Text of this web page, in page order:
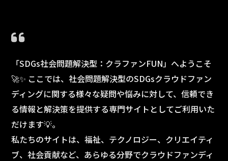
「SDGs社会問題解決型：クラファンFUN」へようこそ
🚀✨ ここでは、社会問題解決型のSDGsクラウドファン
ディングに関する様々な疑問や悩みに対して、信頼でき
る情報と解決策を提供する専門サイトとしてご利用いた
だけます💡。
私たちのサイトは、福祉、テクノロジー、クリエイティ
ブ、社会貢献など、あらゆる分野でクラウドファンディ